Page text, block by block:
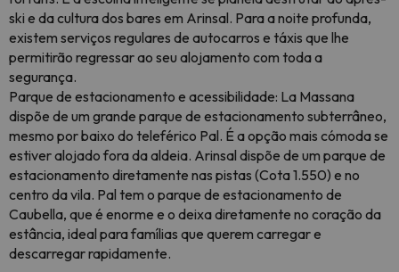
ski e da cultura dos bares em Arinsal. Para a noite profunda,
existem serviços regulares de autocarros e táxis que lhe
permitirão regressar ao seu alojamento com toda a
segurança.
Parque de estacionamento e acessibilidade: La Massana
dispõe de um grande parque de estacionamento subterrâneo,
mesmo por baixo do teleférico Pal. É a opção mais cómoda se
estiver alojado fora da aldeia. Arinsal dispõe de um parque de
estacionamento diretamente nas pistas (Cota 1.550) e no
centro da vila. Pal tem o parque de estacionamento de
Caubella, que é enorme e o deixa diretamente no coração da
estância, ideal para famílias que querem carregar e
descarregar rapidamente.